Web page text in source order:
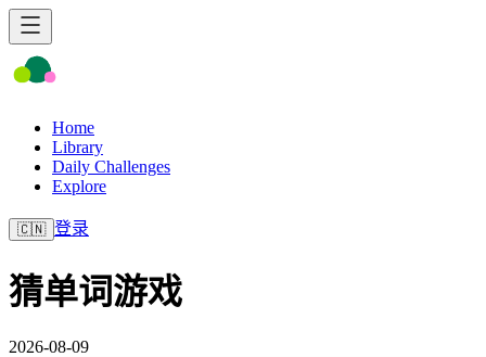
Home
Library
Daily Challenges
Explore
🇨🇳 登录
猜单词游戏
2026-08-09